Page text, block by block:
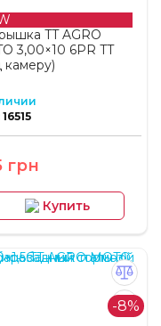
TT AGRO
3,00×10 6PR TT
камеру)
грн
Купить
-8%